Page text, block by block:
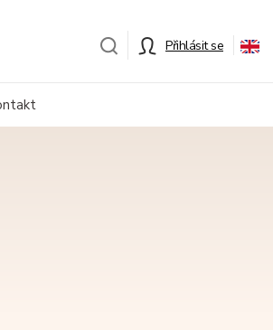
Přihlásit se